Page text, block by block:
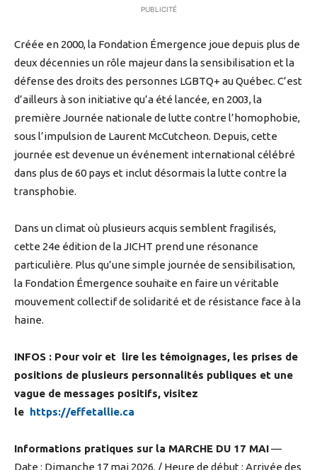
PUBLICITÉ
Créée en 2000, la Fondation Émergence joue depuis plus de
deux décennies un rôle majeur dans la sensibilisation et la
défense des droits des personnes LGBTQ+ au Québec. C’est
d’ailleurs à son initiative qu’a été lancée, en 2003, la
première Journée nationale de lutte contre l’homophobie,
sous l’impulsion de Laurent McCutcheon. Depuis, cette
journée est devenue un événement international célébré
dans plus de 60 pays et inclut désormais la lutte contre la
transphobie.
Dans un climat où plusieurs acquis semblent fragilisés,
cette 24e édition de la JICHT prend une résonance
particulière. Plus qu’une simple journée de sensibilisation,
la Fondation Émergence souhaite en faire un véritable
mouvement collectif de solidarité et de résistance face à la
haine.
INFOS : Pour voir et lire les témoignages, les prises de
positions de plusieurs personnalités publiques et une
vague de messages positifs, visitez
le https://effetallie.ca
Informations pratiques sur la MARCHE DU 17 MAI—
Date : Dimanche 17 mai 2026. / Heure de début : Arrivée des